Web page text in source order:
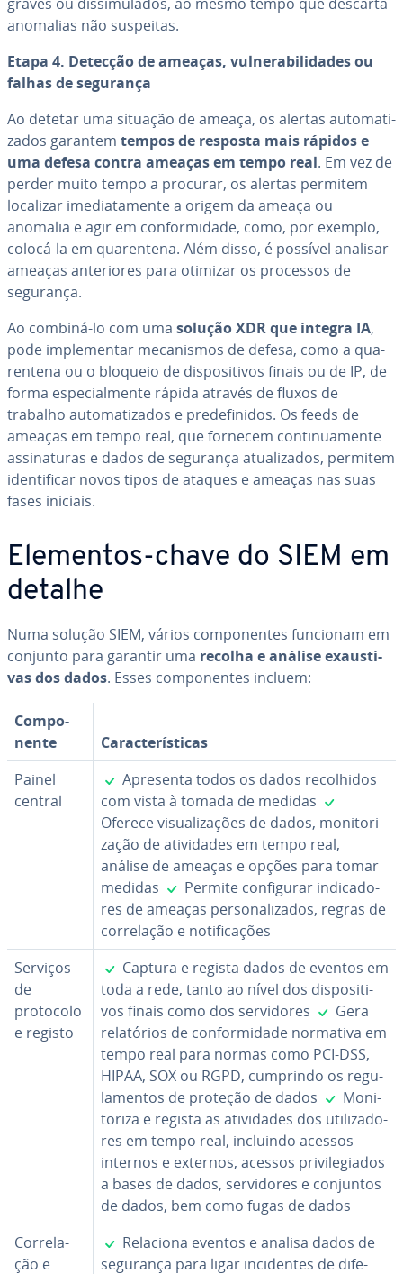
anomalias não suspeitas.
Etapa 4. Detecção de ameaças, vul­ne­ra­bi­li­da­des ou
falhas de segurança
Ao detetar uma situação de ameaça, os alertas au­to­ma­ti­
za­dos garantem tempos de resposta mais rápidos e
uma defesa contra ameaças em tempo real. Em vez de
perder muito tempo a procurar, os alertas permitem
localizar ime­di­a­ta­mente a origem da ameaça ou
anomalia e agir em con­for­mi­dade, como, por exemplo,
colocá-la em qua­ren­tena. Além disso, é possível analisar
ameaças an­te­ri­o­res para otimizar os processos de
segurança.
Ao combiná-lo com uma solução XDR que integra IA,
pode im­ple­men­tar me­ca­nis­mos de defesa, como a qua­
ren­tena ou o bloqueio de dis­po­si­ti­vos finais ou de IP, de
forma es­pe­ci­al­mente rápida através de fluxos de
trabalho au­to­ma­ti­za­dos e pre­de­fi­ni­dos. Os feeds de
ameaças em tempo real, que fornecem con­ti­nu­a­mente
as­si­na­tu­ras e dados de segurança atu­a­li­za­dos, permitem
iden­ti­fi­car novos tipos de ataques e ameaças nas suas
fases iniciais.
Elementos-chave do SIEM em
detalhe
Numa solução SIEM, vários com­po­nen­tes funcionam em
conjunto para garantir uma recolha e análise exaus­ti­
vas dos dados. Esses com­po­nen­tes incluem:
Com­po­
nente
Ca­rac­te­rís­ti­cas
Painel
central
✓
Apresenta todos os dados re­co­lhi­dos
com vista à tomada de medidas
Oferece vi­su­a­li­za­ções de dados, mo­ni­to­ri­
za­ção de ati­vi­da­des em tempo real,
análise de ameaças e opções para tomar
medidas
✓
Permite con­fi­gu­rar in­di­ca­do­
res de ameaças per­so­na­li­za­dos, regras de
cor­re­la­ção e no­ti­fi­ca­ções
Serviços
de
protocolo
e registo
✓
Captura e regista dados de eventos em
toda a rede, tanto ao nível dos dis­po­si­ti­
vos finais como dos ser­vi­do­res
✓
Gera
re­la­tó­rios de con­for­mi­dade normativa em
tempo real para normas como PCI-DSS,
HIPAA, SOX ou RGPD, cumprindo os re­gu­
la­men­tos de proteção de dados
✓
Mo­ni­
to­riza e regista as ati­vi­da­des dos uti­li­za­do­
res em tempo real, incluindo acessos
internos e externos, acessos pri­vi­le­gi­a­dos
a bases de dados, ser­vi­do­res e conjuntos
de dados, bem como fugas de dados
Cor­re­la­
ção e
✓
Relaciona eventos e analisa dados de
segurança para ligar in­ci­den­tes de di­fe­